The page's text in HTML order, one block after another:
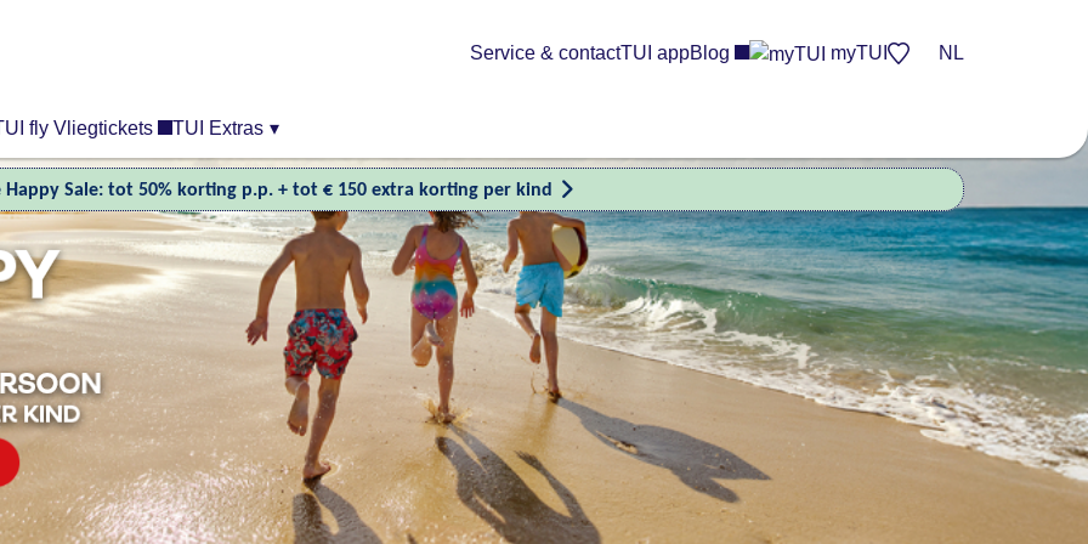
fly Vliegtickets TUI Extras ▾
Service & contactTUI appBlog myTUI NL
Happy Sale: tot 50% korting p.p. + tot € 150 extra korting per kind